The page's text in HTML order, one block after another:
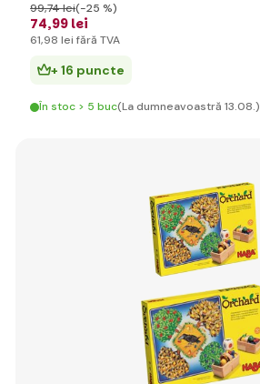
74,99 lei
99,74 lei(-25 %)
61,98 lei fără TVA
+ 16 puncte
În stoc > 5 buc(La dumneavoastră 13.08.)